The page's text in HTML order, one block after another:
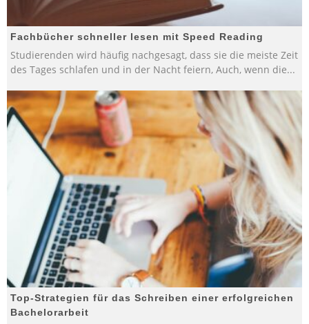
Fachbücher schneller lesen mit Speed Reading
Studierenden wird häufig nachgesagt, dass sie die meiste Zeit
des Tages schlafen und in der Nacht feiern, Auch, wenn die...
Top-Strategien für das Schreiben einer erfolgreichen
Bachelorarbeit